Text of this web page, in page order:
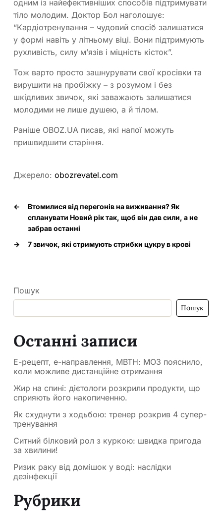
одним із найефективніших способів підтримувати
тіло молодим. Доктор Бол наголошує:
“Кардіотренування – чудовий спосіб залишатися
у формі навіть у літньому віці. Вони підтримують
рухливість, силу м’язів і міцність кісток”.
Тож варто просто зашнурувати свої кросівки та
вирушити на пробіжку – з розумом і без
шкідливих звичок, які заважають залишатися
молодими не лише душею, а й тілом.
Раніше OBOZ.UA писав, які напої можуть
пришвидшити старіння.
Джерело: obozrevatel.com
←
Втомилися від перегонів на виживання? Як
спланувати Новий рік так, щоб він дав сили, а не
забрав останні
→
7 звичок, які стримують стрибки цукру в крові
Пошук
Пошук
Останні записи
Е-рецепт, е-направлення, МВТН: МОЗ пояснило,
коли можливе дистанційне отримання
Жир на спині: дієтологи розкрили продукти, що
сприяють його накопиченню.
Як схуднути з ходьбою: тренер розкрив 4 супер-
тренування
Ситний білковий рол з куркою: швидка пригода
за хвилини!
Ризик раку від домішок у воді: наслідки
дезінфекції
Рубрики